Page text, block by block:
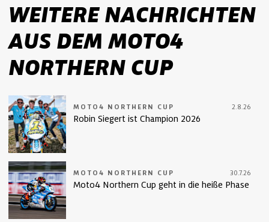
WEITERE NACHRICHTEN
AUS DEM MOTO4
NORTHERN CUP
MOTO4 NORTHERN CUP 2.8.26
Robin Siegert ist Champion 2026
MOTO4 NORTHERN CUP 30.7.26
Moto4 Northern Cup geht in die heiße Phase